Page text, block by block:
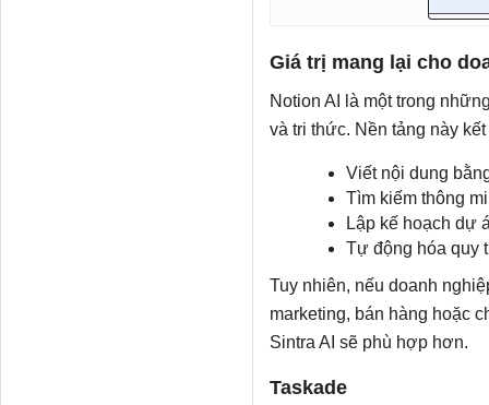
Giá trị mang lại cho
Notion AI là một trong
và tri thức. Nền tảng này
Viết nội dung
Tìm kiếm thông
Lập kế hoạch dự
Tự động hóa quy
Tuy nhiên, nếu doanh
marketing, bán hàng hoặc
Sintra AI sẽ phù hợp hơn.
Taskade